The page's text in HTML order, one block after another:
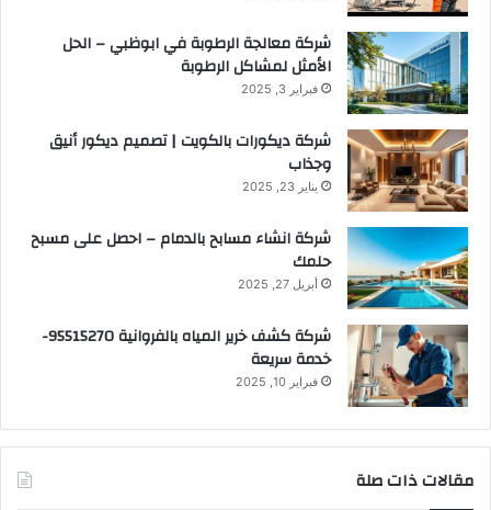
شركة معالجة الرطوبة في ابوظبي – الحل
الأمثل لمشاكل الرطوبة
فبراير 3, 2025
شركة ديكورات بالكويت | تصميم ديكور أنيق
وجذاب
يناير 23, 2025
شركة انشاء مسابح بالدمام – احصل على مسبح
حلمك
أبريل 27, 2025
شركة كشف خرير المياه بالفروانية 95515270-
خدمة سريعة
فبراير 10, 2025
مقالات ذات صلة